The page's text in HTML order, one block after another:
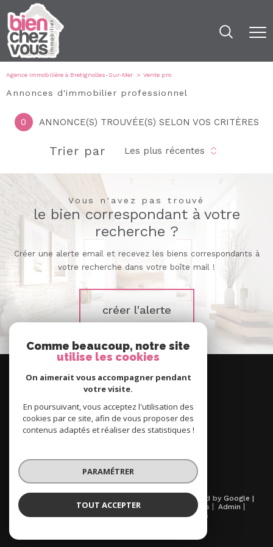
Agence Immobilière à Bretignolles-Sur-Mer Vente pro
Annonces d'immobilier professionnel
0 ANNONCE(S) TROUVÉE(S) SELON VOS CRITÈRES
Trier par Les plus récentes
Vous n'avez pas trouvé
le bien correspondant à votre
recherche ?
Créer une alerte email et recevez les biens correspondants à
votre recherche dans votre boîte mail !
créer l'alerte
suivre
Se
espace propriétaire
© 2026 | Tous droits réservés | Traduction powered by Google |
Nos honoraires
Plan du site Mentions légales
Admin
Cookies
Comme beaucoup, notre site
utilise les cookies
On aimerait vous accompagner pendant
votre visite.
En poursuivant, vous acceptez l'utilisation des
cookies par ce site, afin de vous proposer des
contenus adaptés et réaliser des statistiques !
PARAMÉTRER
TOUT ACCEPTER